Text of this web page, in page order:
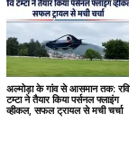
अल्मोड़ा के गांव से आसमान तक: रवि
टम्टा ने तैयार किया पर्सनल फ्लाइंग
व्हीकल, सफल ट्रायल से मची चर्चा